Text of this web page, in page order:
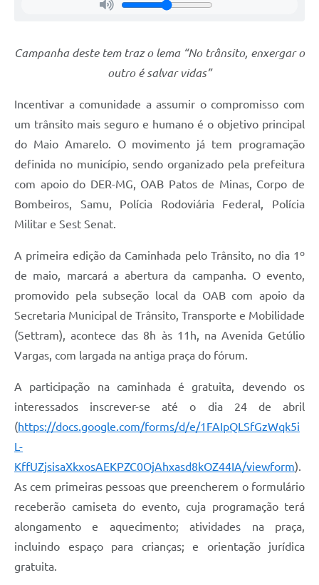
Campanha deste tem traz o lema “No trânsito, enxergar o
outro é salvar vidas”
Incentivar a comunidade a assumir o compromisso com
um trânsito mais seguro e humano é o objetivo principal
do Maio Amarelo. O movimento já tem programação
definida no município, sendo organizado pela prefeitura
com apoio do DER-MG, OAB Patos de Minas, Corpo de
Bombeiros, Samu, Polícia Rodoviária Federal, Polícia
Militar e Sest Senat.
A primeira edição da Caminhada pelo Trânsito, no dia 1º
de maio, marcará a abertura da campanha. O evento,
promovido pela subseção local da OAB com apoio da
Secretaria Municipal de Trânsito, Transporte e Mobilidade
(Settram), acontece das 8h às 11h, na Avenida Getúlio
Vargas, com largada na antiga praça do fórum.
A participação na caminhada é gratuita, devendo os
interessados inscrever-se até o dia 24 de abril
(https://docs.google.com/forms/d/e/1FAIpQLSfGzWqk5i
L-
KffUZjsisaXkxosAEKPZC0OjAhxasd8kOZ44IA/viewform).
As cem primeiras pessoas que preencherem o formulário
receberão camiseta do evento, cuja programação terá
alongamento e aquecimento; atividades na praça,
incluindo espaço para crianças; e orientação jurídica
gratuita.